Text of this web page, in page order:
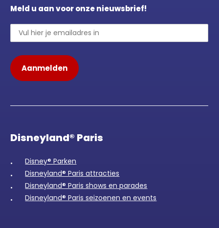
Meld u aan voor onze nieuwsbrief!
Disneyland® Paris
Disney® Parken
Disneyland® Paris attracties
Disneyland® Paris shows en parades
Disneyland® Paris seizoenen en events